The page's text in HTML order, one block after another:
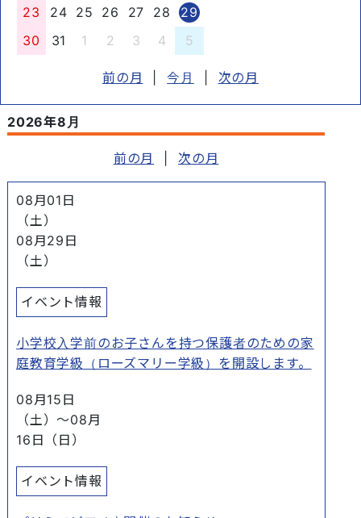
23
24 25 26 27 28
29
30
31 1 2 3 4 5
前の月 今月 次の月
2026年8月
前の月 次の月
08月01日
（土）
08月29日
（土）
イベント情報
小学校入学前のお子さんを持つ保護者のための家
庭教育学級（ローズマリー学級）を開設します。
08月15日
（土） ～08月
16日（日）
イベント情報